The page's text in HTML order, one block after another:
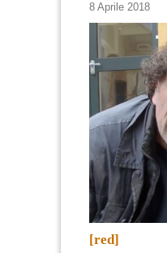
8 Aprile 2018
[red]